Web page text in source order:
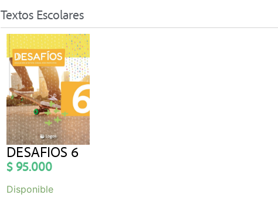
Textos Escolares
DESAFIOS 6
$95.000
Disponible